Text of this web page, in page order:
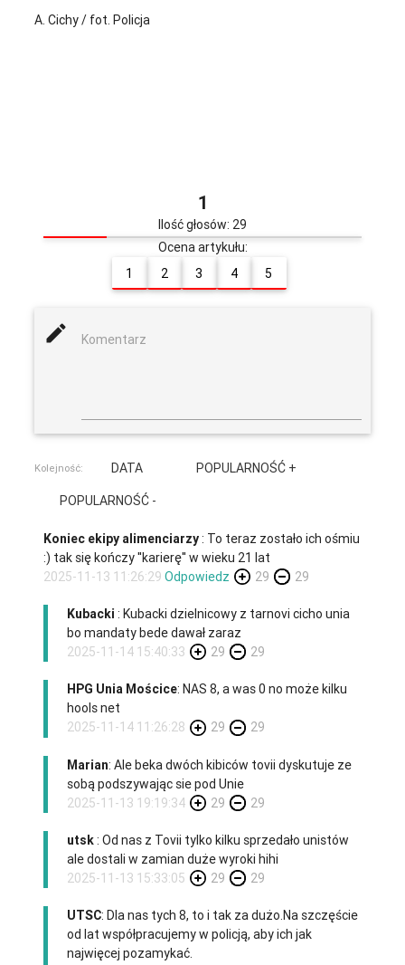
A. Cichy / fot. Policja
1
Ilość głosów: 29
Ocena artykułu:
1
2 3 4 5
mode_edit Komentarz
Kolejność: DATA
POPULARNOŚĆ +
POPULARNOŚĆ -
Koniec ekipy alimenciarzy: To teraz zostało ich ośmiu
:) tak się kończy ''karierę'' w wieku 21 lat
2025-11-13 11:26:29 Odpowiedz 29 29
Kubacki: Kubacki dzielnicowy z tarnovi cicho unia
bo mandaty bede dawał zaraz
2025-11-14 15:40:33
29 29
HPG Unia Mościce: NAS 8, a was 0 no może kilku
hools net
2025-11-14 11:26:28
29 29
Marian: Ale beka dwóch kibiców tovii dyskutuje ze
sobą podszywając sie pod Unie
2025-11-13 19:19:34
29 29
utsk: Od nas z Tovii tylko kilku sprzedało unistów
ale dostali w zamian duże wyroki hihi
2025-11-13 15:33:05
29 29
UTSC: Dla nas tych 8, to i tak za dużo.Na szczęście
od lat współpracujemy w policją, aby ich jak
najwięcej pozamykać.